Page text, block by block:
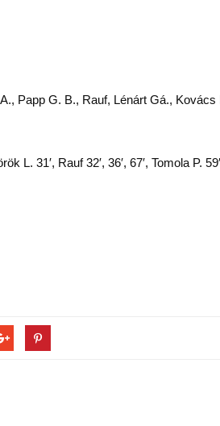
Papp G. B., Rauf, Lénárt Gá., Kovács
L. 31′, Rauf 32′, 36′, 67′, Tomola P.